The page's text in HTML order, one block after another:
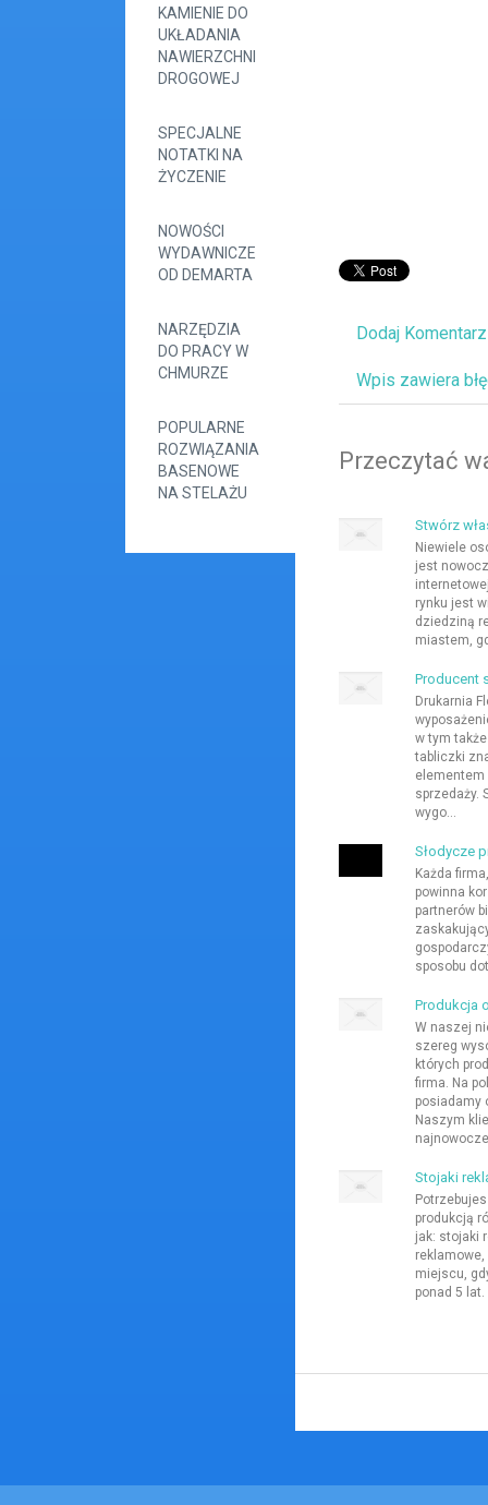
KAMIENIE DO
UKŁADANIA
NAWIERZCHNI
DROGOWEJ
SPECJALNE
NOTATKI NA
ŻYCZENIE
NOWOŚCI
WYDAWNICZE
OD DEMARTA
NARZĘDZIA
DO PRACY W
CHMURZE
POPULARNE
ROZWIĄZANIA
BASENOWE
NA STELAŻU
Dodaj Komentarz
Wpis zawiera
Przeczytać
Stwórz
Niewiele
jest
rynku jest
dziedziną
miastem,
Producent
Drukarnia
w tym
tabliczki
elementem
sprzedaży.
wygo...
Słodycze
Każda
powinna
partnerów
sposobu
Produkcja
W naszej
szereg
których
firma. Na
posiadamy
Naszym
Stojaki
produkcją
jak: stojaki
miejscu,
ponad 5